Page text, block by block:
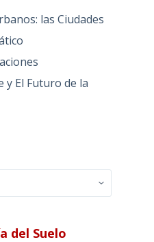
las Ciudades
y El Futuro de la
del Suelo